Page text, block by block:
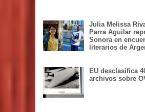
Julia Melissa
Parra Aguilar
Sonora en
literarios de
EU desclasifica
archivos sobre